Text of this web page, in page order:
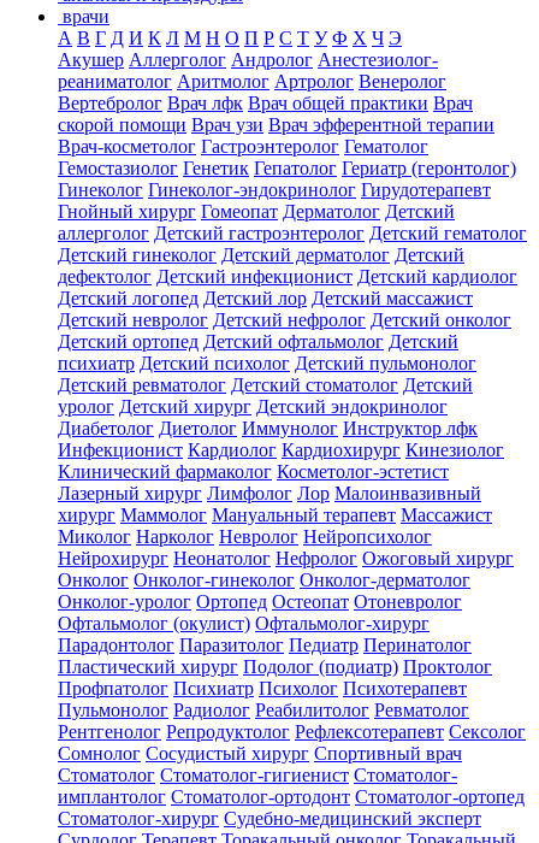
врачи
А В Г Д И К Л М Н О П Р С Т У Ф Х Ч Э
Акушер Аллерголог Андролог Анестезиолог-
реаниматолог Аритмолог Артролог Венеролог
Вертебролог Врач лфк Врач общей практики Врач
скорой помощи Врач узи Врач эфферентной терапии
Врач-косметолог Гастроэнтеролог Гематолог
Гемостазиолог Генетик Гепатолог Гериатр (геронтолог)
Гинеколог Гинеколог-эндокринолог Гирудотерапевт
Гнойный хирург Гомеопат Дерматолог Детский
аллерголог Детский гастроэнтеролог Детский гематолог
Детский гинеколог Детский дерматолог Детский
дефектолог Детский инфекционист Детский кардиолог
Детский логопед Детский лор Детский массажист
Детский невролог Детский нефролог Детский онколог
Детский ортопед Детский офтальмолог Детский
психиатр Детский психолог Детский пульмонолог
Детский ревматолог Детский стоматолог Детский
уролог Детский хирург Детский эндокринолог
Диабетолог Диетолог Иммунолог Инструктор лфк
Инфекционист Кардиолог Кардиохирург Кинезиолог
Клинический фармаколог Косметолог-эстетист
Лазерный хирург Лимфолог Лор Малоинвазивный
хирург Маммолог Мануальный терапевт Массажист
Миколог Нарколог Невролог Нейропсихолог
Нейрохирург Неонатолог Нефролог Ожоговый хирург
Онколог Онколог-гинеколог Онколог-дерматолог
Онколог-уролог Ортопед Остеопат Отоневролог
Офтальмолог (окулист) Офтальмолог-хирург
Парадонтолог Паразитолог Педиатр Перинатолог
Пластический хирург Подолог (подиатр) Проктолог
Профпатолог Психиатр Психолог Психотерапевт
Пульмонолог Радиолог Реабилитолог Ревматолог
Рентгенолог Репродуктолог Рефлексотерапевт Сексолог
Сомнолог Сосудистый хирург Спортивный врач
Стоматолог Стоматолог-гигиенист Стоматолог-
имплантолог Стоматолог-ортодонт Стоматолог-ортопед
Стоматолог-хирург Судебно-медицинский эксперт